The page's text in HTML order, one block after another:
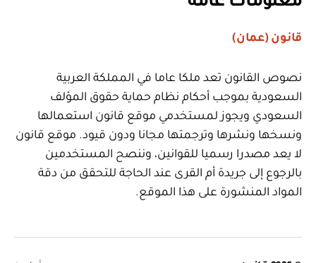
قانون (عمان)
نصوص القانون تعد ملكا عاما في المملكة العربية
السعودية بموجب أحكام نظام حماية حقوق المؤلف
السعودي ويجوز لمستخدمي موقع قانون استعمالها
ونسخها ونشرها وترجمتها مجانا ودون قيود. موقع قانون
لا يعد مصدرا رسميا للقوانين، وننصح المستخدمين
بالرجوع إلى جريدة أم القرى عند الحاجة للتحقق من دقة
المواد المنشورة على هذا الموقع.